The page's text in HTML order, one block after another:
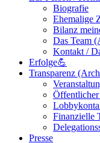
Biografie
Ehemalige
Bilanz
Das Team
Kontakt /
Erfolge💪
Transparenz
Finanzielle
Presse